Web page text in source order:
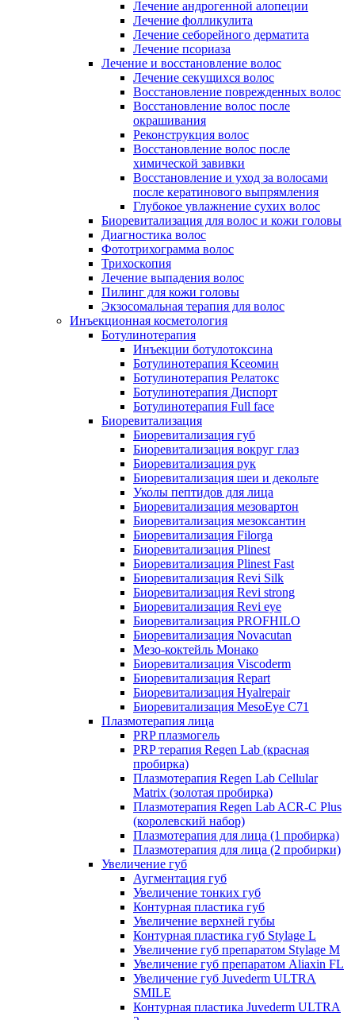
Лечение андрогенной алопеции
Лечение фолликулита
Лечение себорейного дерматита
Лечение псориаза
Лечение и восстановление волос
Лечение секущихся волос
Восстановление поврежденных волос
Восстановление волос после
окрашивания
Реконструкция волос
Восстановление волос после
химической завивки
Восстановление и уход за волосами
после кератинового выпрямления
Глубокое увлажнение сухих волос
Биоревитализация для волос и кожи головы
Диагностика волос
Фототрихограмма волос
Трихоскопия
Лечение выпадения волос
Пилинг для кожи головы
Экзосомальная терапия для волос
Инъекционная косметология
Ботулинотерапия
Инъекции ботулотоксина
Ботулинотерапия Ксеомин
Ботулинотерапия Релатокс
Ботулинотерапия Диспорт
Ботулинотерапия Full face
Биоревитализация
Биоревитализация губ
Биоревитализация вокруг глаз
Биоревитализация рук
Биоревитализация шеи и декольте
Уколы пептидов для лица
Биоревитализация мезовартон
Биоревитализация мезоксантин
Биоревитализация Filorga
Биоревитализация Plinest
Биоревитализация Plinest Fast
Биоревитализация Revi Silk
Биоревитализация Revi strong
Биоревитализация Revi eye
Биоревитализация PROFHILO
Биоревитализация Novacutan
Мезо-коктейль Монако
Биоревитализация Viscoderm
Биоревитализация Repart
Биоревитализация Hyalrepair
Биоревитализация MesoEye C71
Плазмотерапия лица
PRP плазмогель
PRP терапия Regen Lab (красная
пробирка)
Плазмотерапия Regen Lab Cellular
Matrix (золотая пробирка)
Плазмотерапия Regen Lab ACR-C Plus
(королевский набор)
Плазмотерапия для лица (1 пробирка)
Плазмотерапия для лица (2 пробирки)
Увеличение губ
Аугментация губ
Увеличение тонких губ
Контурная пластика губ
Увеличение верхней губы
Контурная пластика губ Stylage L
Увеличение губ препаратом Stylage M
Увеличение губ препаратом Aliaxin FL
Увеличение губ Juvederm ULTRA
SMILE
Контурная пластика Juvederm ULTRA